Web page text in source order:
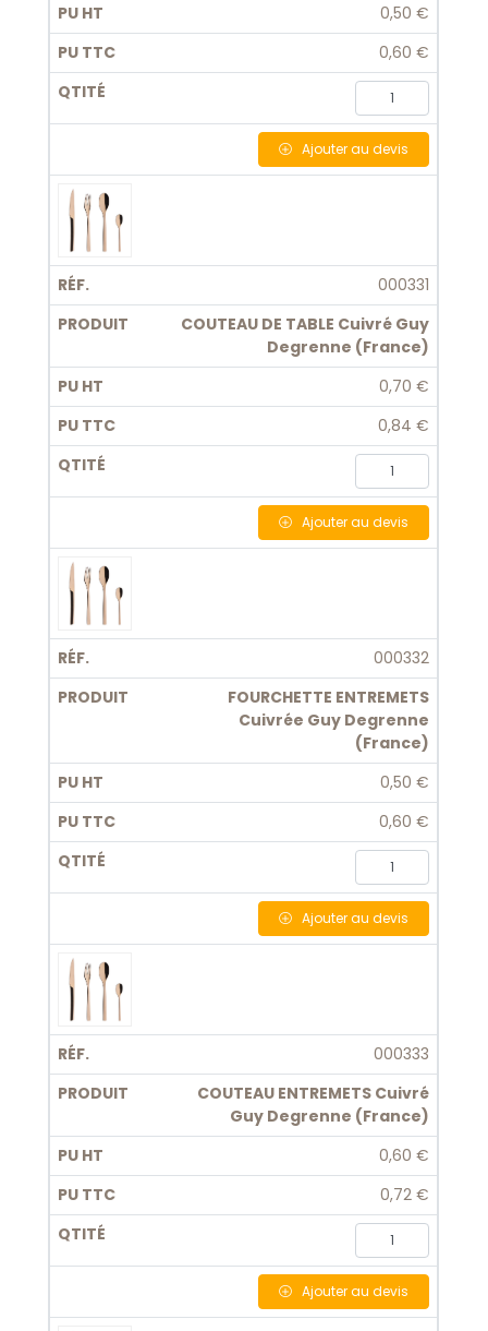
0,50 €
0,60 €
Ajouterau devis
000331
COUTEAU DE TABLE Cuivré Guy
Degrenne (France)
0,70 €
0,84 €
Ajouterau devis
000332
FOURCHETTE ENTREMETS
Cuivrée Guy Degrenne
(France)
0,50 €
0,60 €
Ajouterau devis
000333
COUTEAU ENTREMETS Cuivré
Guy Degrenne (France)
0,60 €
0,72 €
Ajouterau devis